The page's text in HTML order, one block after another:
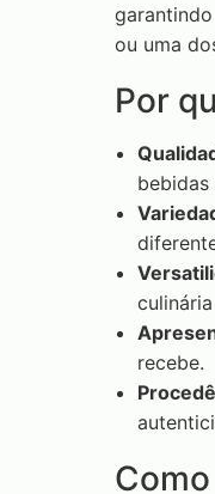
ou uma
Por
bebidas
recebe.